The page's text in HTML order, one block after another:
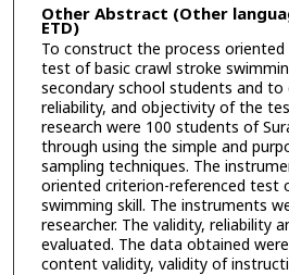
Other Abstract (Other
ETD)
To construct the process
test of basic crawl stroke
secondary school students and to
reliability, and objectivity of the
research were 100 students of
through using the simple and
sampling techniques. The
oriented criterion-referenced test
swimming skill. The instruments
researcher. The validity, reliability
evaluated. The data obtained
content validity, validity of